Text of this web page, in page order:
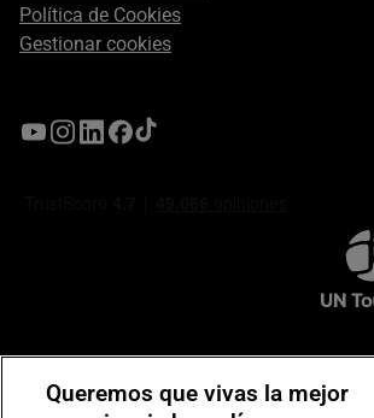
Política de Cookies
Gestionar cookies
Compromiso de seguridad en pagos electrónicos
Queremos que vivas la mejor